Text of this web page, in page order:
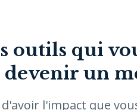
outils qui
devenir un
l'impact que